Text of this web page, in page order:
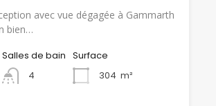
avec vue dégagée à Gammarth
bien…
Salles de bain
4
Surface
304 m²